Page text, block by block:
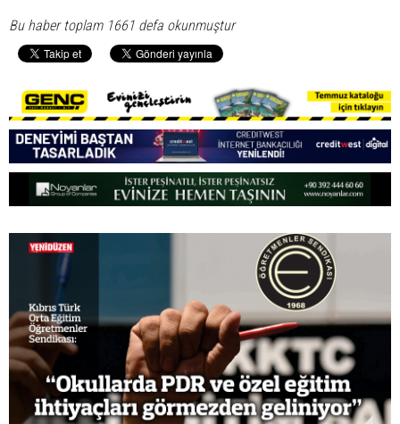
Bu haber toplam 1661 defa okunmuştur